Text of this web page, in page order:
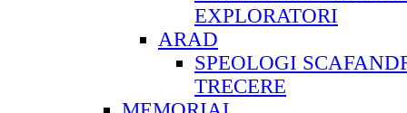
EXPLORATORI
ARAD
SPEOLOGI
TRECERE